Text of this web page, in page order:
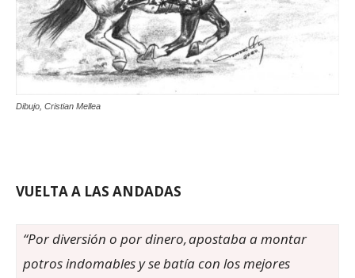
Dibujo, Cristian Mellea
VUELTA A LAS ANDADAS
“Por diversión o por dinero, apostaba a montar
potros indomables y se batía con los mejores